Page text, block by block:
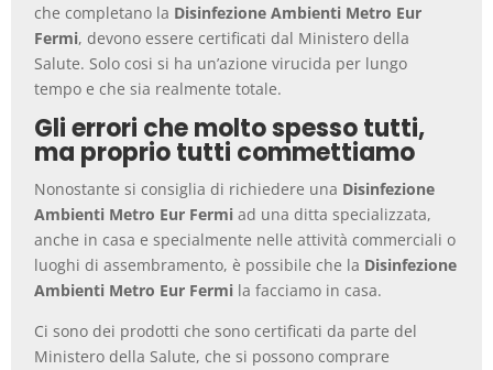
che completano la Disinfezione Ambienti Metro Eur
Fermi, devono essere certificati dal Ministero della
Salute. Solo cosi si ha un’azione virucida per lungo
tempo e che sia realmente totale.
Gli errori che molto spesso tutti,
ma proprio tutti commettiamo
Nonostante si consiglia di richiedere una Disinfezione
Ambienti Metro Eur Fermi ad una ditta specializzata,
anche in casa e specialmente nelle attività commerciali o
luoghi di assembramento, è possibile che la Disinfezione
Ambienti Metro Eur Fermi la facciamo in casa.
Ci sono dei prodotti che sono certificati da parte del
Ministero della Salute, che si possono comprare